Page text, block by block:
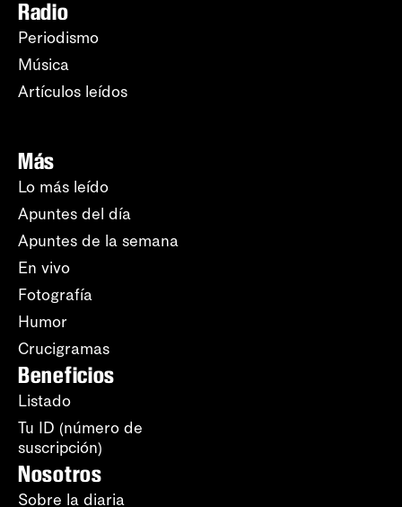
Radio
Periodismo
Música
Artículos leídos
Más
Lo más leído
Apuntes del día
Apuntes de la semana
En vivo
Fotografía
Humor
Crucigramas
Beneficios
Listado
Tu ID (número de
suscripción)
Nosotros
Sobre la diaria